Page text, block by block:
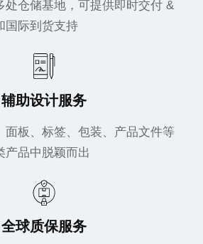
处仓储基地，可提供即时交付 &
国际到货支持
辅助设计服务
面板、标签、包装、产品文件等
产品中脱颖而出
全球质保服务